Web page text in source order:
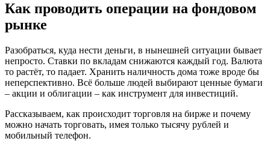
Как проводить операции на фондовом
рынке
Разобраться, куда нести деньги, в нынешней ситуации бывает
непросто. Ставки по вкладам снижаются каждый год. Валюта
то растёт, то падает. Хранить наличность дома тоже вроде бы
неперспективно. Всё больше людей выбирают ценные бумаги
– акции и облигации – как инструмент для инвестиций.
Рассказываем, как происходит торговля на бирже и почему
можно начать торговать, имея только тысячу рублей и
мобильный телефон.